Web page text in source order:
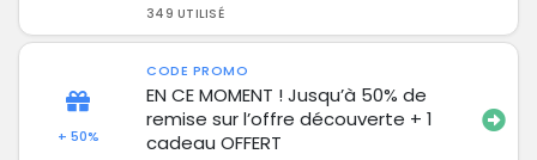
349 UTILISÉ
+ 50%
CODE PROMO
EN CE MOMENT ! Jusqu’à 50% de
remise sur l’offre découverte + 1
cadeau OFFERT